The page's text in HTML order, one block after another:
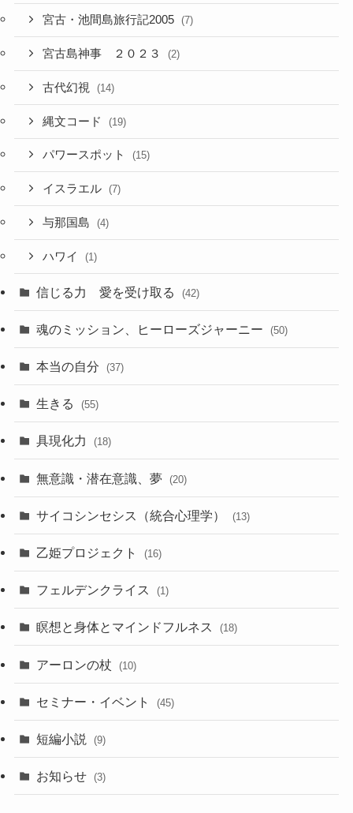
宮古・池間島旅行記2005 (7)
宮古島神事 ２０２３ (2)
古代幻視 (14)
縄文コード (19)
パワースポット (15)
イスラエル (7)
与那国島 (4)
ハワイ (1)
信じる力 愛を受け取る (42)
魂のミッション、ヒーローズジャーニー (50)
本当の自分 (37)
生きる (55)
具現化力 (18)
無意識・潜在意識、夢 (20)
サイコシンセシス（統合心理学） (13)
乙姫プロジェクト (16)
フェルデンクライス (1)
瞑想と身体とマインドフルネス (18)
アーロンの杖 (10)
セミナー・イベント (45)
短編小説 (9)
お知らせ (3)